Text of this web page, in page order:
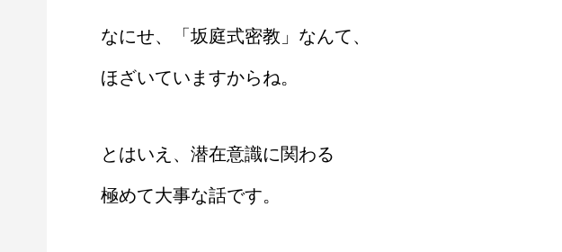
なにせ、「坂庭式密教」なんて、
ほざいていますからね。
とはいえ、潜在意識に関わる
極めて大事な話です。